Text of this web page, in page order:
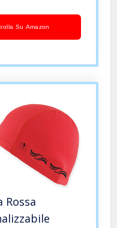
Su Amazon
Rossa